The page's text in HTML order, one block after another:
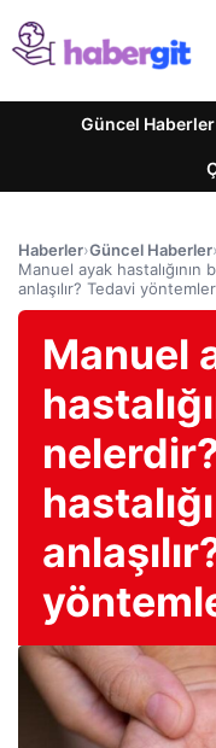
Güncel Haberler
Haberler›Güncel Haberler›
Manuel ayak hastalığının
anlaşılır? Tedavi
Manuel